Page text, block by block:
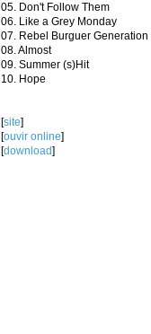
05. Don't Follow Them
06. Like a Grey Monday
07. Rebel Burguer Generation
08. Almost
09. Summer (s)Hit
10. Hope
[site]
[ouvir online]
[download]